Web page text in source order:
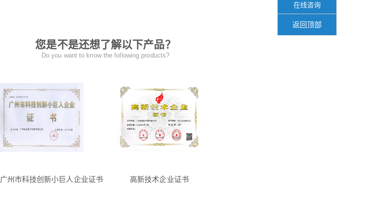
您是不是还想了解以下产品？
Do you want to know the following products?
广州市科技创新小巨人企业证书 高新技术企业证书
在线咨询
在线咨询
返回顶部